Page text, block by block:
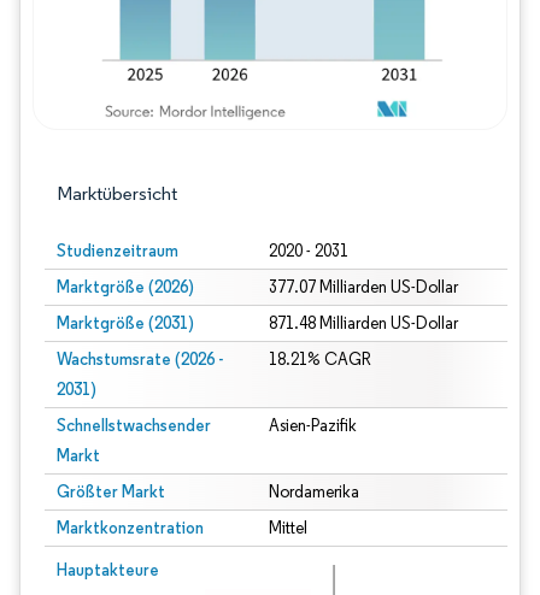
Marktübersicht
Studienzeitraum 2020 - 2031
Marktgröße (2026) 377.07 Milliarden US-Dollar
Marktgröße (2031) 871.48 Milliarden US-Dollar
Wachstumsrate (2026 -
2031)
18.21% CAGR
Schnellstwachsender
Markt
Asien-Pazifik
Größter Markt Nordamerika
Marktkonzentration Mittel
Hauptakteure
Bild © Mordor Intelligence. Wiederverwendung erfordert Namensnennung